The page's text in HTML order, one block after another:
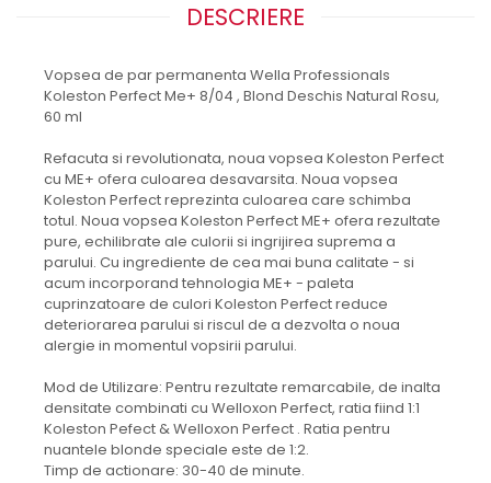
DESCRIERE
Vopsea de par permanenta Wella Professionals
Koleston Perfect Me+ 8/04 , Blond Deschis Natural Rosu,
60 ml
Refacuta si revolutionata, noua vopsea Koleston Perfect
cu ME+ ofera culoarea desavarsita. Noua vopsea
Koleston Perfect reprezinta culoarea care schimba
totul. Noua vopsea Koleston Perfect ME+ ofera rezultate
pure, echilibrate ale culorii si ingrijirea suprema a
parului. Cu ingrediente de cea mai buna calitate - si
acum incorporand tehnologia ME+ - paleta
cuprinzatoare de culori Koleston Perfect reduce
deteriorarea parului si riscul de a dezvolta o noua
alergie in momentul vopsirii parului.
Mod de Utilizare: Pentru rezultate remarcabile, de inalta
densitate combinati cu Welloxon Perfect, ratia fiind 1:1
Koleston Pefect & Welloxon Perfect . Ratia pentru
nuantele blonde speciale este de 1:2.
Timp de actionare: 30-40 de minute.